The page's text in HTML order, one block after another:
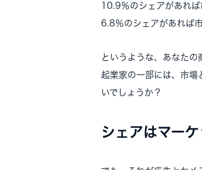
10.9％のシェアがあれば
6.8％のシェアがあれば
というような、あなた
起業家の一部には、市場
いでしょうか？
シェアはマー